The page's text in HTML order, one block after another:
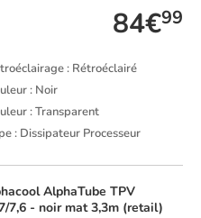
84€99
: Rétroéclairé
: Noir
: Transparent
: Dissipateur Processeur
AlphaTube TPV
7,6 - noir mat 3,3m (retail)